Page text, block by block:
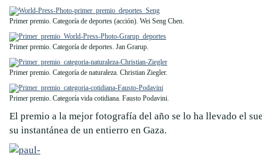
Primer premio. Categoría de deportes (acción). Wei Seng Chen.
Primer premio. Categoría de deportes. Jan Grarup.
Primer premio. Categoría de naturaleza. Christian Ziegler.
Primer premio. Categoría vida cotidiana. Fausto Podavini.
El premio a la mejor fotografía del año se lo ha llevado el
su instantánea de un entierro en Gaza.